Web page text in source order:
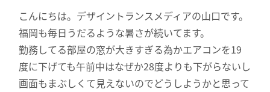
こんにちは。デザイントランスメディアの山口です。
福岡も毎日うだるような暑さが続いてます。
勤務してる部屋の窓が大きすぎる為かエアコンを19
度に下げても午前中はなぜか28度よりも下がらないし
画面もまぶしくて見えないのでどうしようかと思って